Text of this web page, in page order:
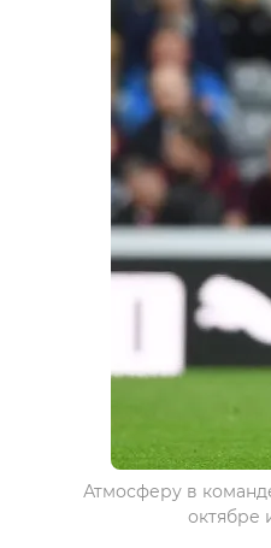
Атмосферу в
октябре